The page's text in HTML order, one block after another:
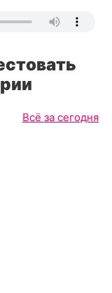
Всё за сегодня